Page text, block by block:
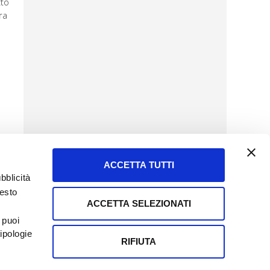
ACCETTA TUTTI
ACCETTA SELEZIONATI
RIFIUTA
SERVIZIO CLIENTI
Tel + 39.045.8009480
clienti@informatoreagrario.it